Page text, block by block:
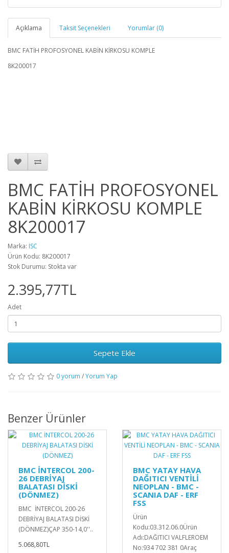
Açıklama Taksit Seçenekleri Yorumlar (0)
BMC FATİH PROFOSYONEL KABİN KİRKOSU KOMPLE
8K200017
BMC FATİH PROFOSYONEL
KABİN KİRKOSU KOMPLE
8K200017
Marka: ISC
Ürün Kodu: 8K200017
Stok Durumu: Stokta var
2.395,77TL
Adet
Sepete Ekle
0 yorum /Yorum Yap
Benzer Ürünler
BMC İNTERCOL 200-
26 DEBRİYAJ
BALATASI DİSKİ
(DÖNMEZ)
BMC İNTERCOL 200-26
DEBRİYAJ BALATASI DİSKİ
(DÖNMEZ)ÇAP 350-14,0''..
5.068,80TL
BMC YATAY HAVA
DAĞITICI VENTİLİ
NEOPLAN - BMC -
SCANIA DAF - ERF
FSS
Ürün
Kodu:03.312.06.0Ürün
Adı:DAĞITICI VALFLEROEM
No:934 702 381 0Araç